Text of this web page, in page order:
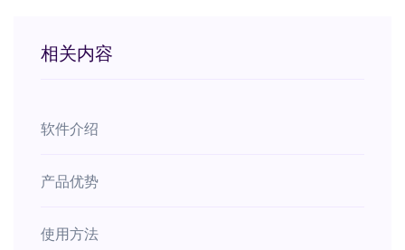
相关内容
软件介绍
产品优势
使用方法